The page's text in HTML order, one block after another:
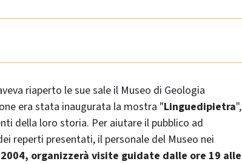
riaperto le sue sale il Museo di Geologia
era stata inaugurata la mostra "Linguedipietra",
della loro storia. Per aiutare il pubblico ad
reperti presentati, il personale del Museo nei
organizzerà visite guidate dalle ore 19 alle